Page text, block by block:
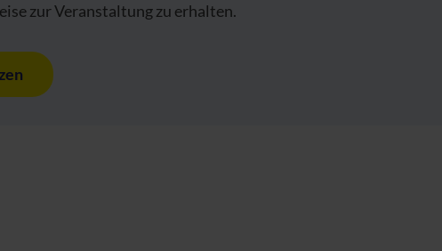
zur Veranstaltung zu erhalten.